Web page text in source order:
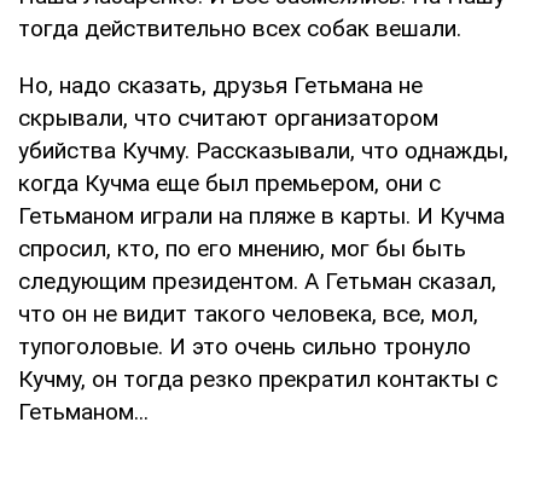
тогда действительно всех собак вешали.
Но, надо сказать, друзья Гетьмана не
скрывали, что считают организатором
убийства Кучму. Рассказывали, что однажды,
когда Кучма еще был премьером, они с
Гетьманом играли на пляже в карты. И Кучма
спросил, кто, по его мнению, мог бы быть
следующим президентом. А Гетьман сказал,
что он не видит такого человека, все, мол,
тупоголовые. И это очень сильно тронуло
Кучму, он тогда резко прекратил контакты с
Гетьманом...